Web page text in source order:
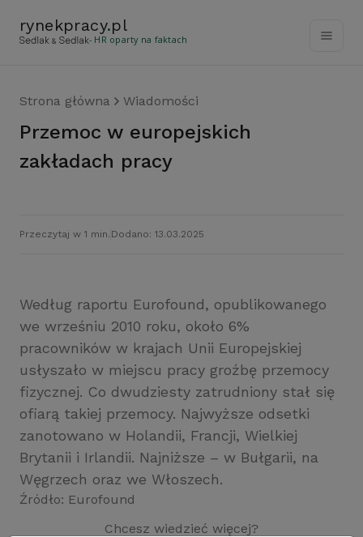
rynekpracy.pl
- HR oparty na faktach
Strona główna Wiadomości
Przemoc w europejskich
zakładach pracy
Przeczytaj w 1 min. Dodano: 13.03.2025
Według raportu Eurofound, opublikowanego
we wrześniu 2010 roku, około 6%
pracowników w krajach Unii Europejskiej
usłyszało w miejscu pracy groźbę przemocy
fizycznej. Co dwudziesty zatrudniony stał się
ofiarą takiej przemocy. Najwyższe odsetki
zanotowano w Holandii, Francji, Wielkiej
Brytanii i Irlandii. Najniższe – w Bułgarii, na
Węgrzech oraz we Włoszech.
Źródło: Eurofound
Chcesz wiedzieć więcej?